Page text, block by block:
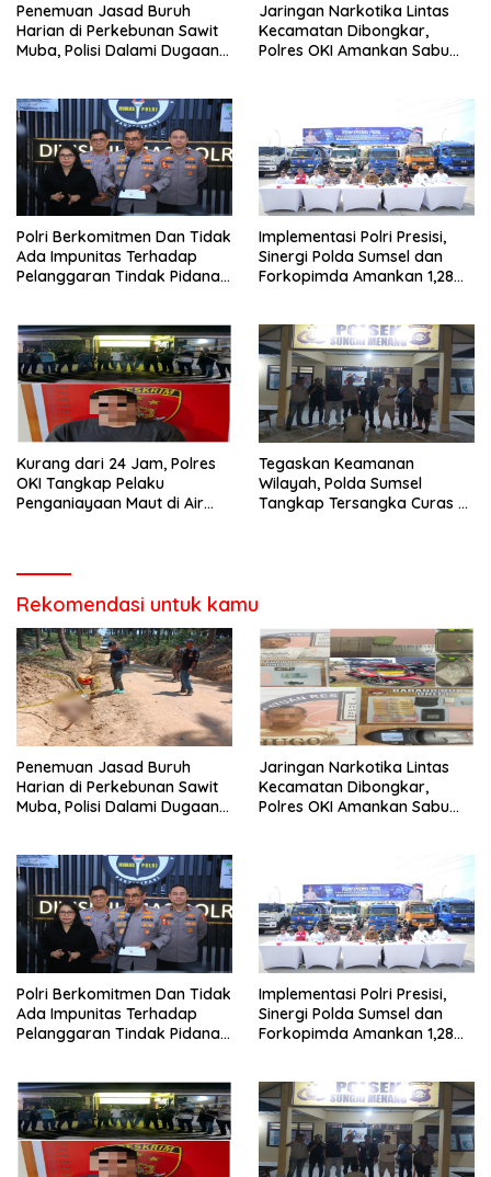
Penemuan Jasad Buruh
Harian di Perkebunan Sawit
Muba, Polisi Dalami Dugaan
Jaringan Narkotika Lintas
Kecamatan Dibongkar,
Polres OKI Amankan Sabu
Polri Berkomitmen Dan Tidak
Ada Impunitas Terhadap
Pelanggaran Tindak Pidana
Implementasi Polri Presisi,
Sinergi Polda Sumsel dan
Forkopimda Amankan 1,28
Kurang dari 24 Jam, Polres
OKI Tangkap Pelaku
Penganiayaan Maut di Air
Tegaskan Keamanan
Wilayah, Polda Sumsel
Tangkap Tersangka Curas di
Rekomendasi untuk kamu
Penemuan Jasad Buruh
Harian di Perkebunan Sawit
Muba, Polisi Dalami Dugaan
Jaringan Narkotika Lintas
Kecamatan Dibongkar,
Polres OKI Amankan Sabu
Polri Berkomitmen Dan Tidak
Ada Impunitas Terhadap
Pelanggaran Tindak Pidana
Implementasi Polri Presisi,
Sinergi Polda Sumsel dan
Forkopimda Amankan 1,28